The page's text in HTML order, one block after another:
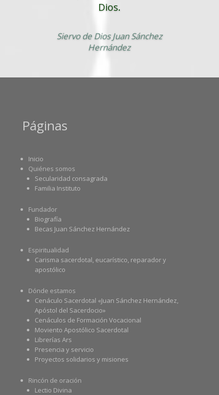
Dios.
Siervo de Dios Juan Sánchez
Hernández
Páginas
Inicio
Quiénes somos
Secularidad consagrada
Familia Instituto
Fundador
Biografía
Becas Juan Sánchez Hernández
Espiritualidad
Carisma sacerdotal, eucarístico, reparador y
apostólico
Dónde estamos
Cenáculo Sacerdotal «Juan Sánchez Hernández,
Apóstol del Sacerdocio»
Cenáculos de Formación Vocacional
Moviento Apostólico Sacerdotal
Librerías Ars
Presencia y servicio
Proyectos solidarios y misiones
Rincón de oración
Lectio Divina